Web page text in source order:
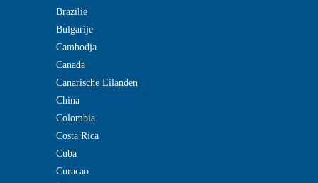
Brazilie
Bulgarije
Cambodja
Canada
Canarische Eilanden
China
Colombia
Costa Rica
Cuba
Curacao